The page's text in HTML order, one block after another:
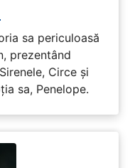
sa periculoasă
prezentând
Circe și
sa, Penelope.